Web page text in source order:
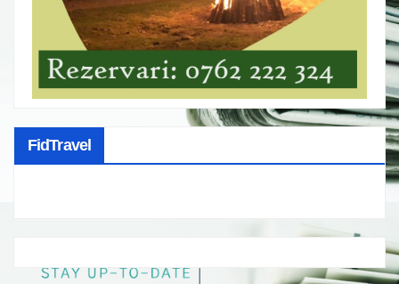
FidTravel